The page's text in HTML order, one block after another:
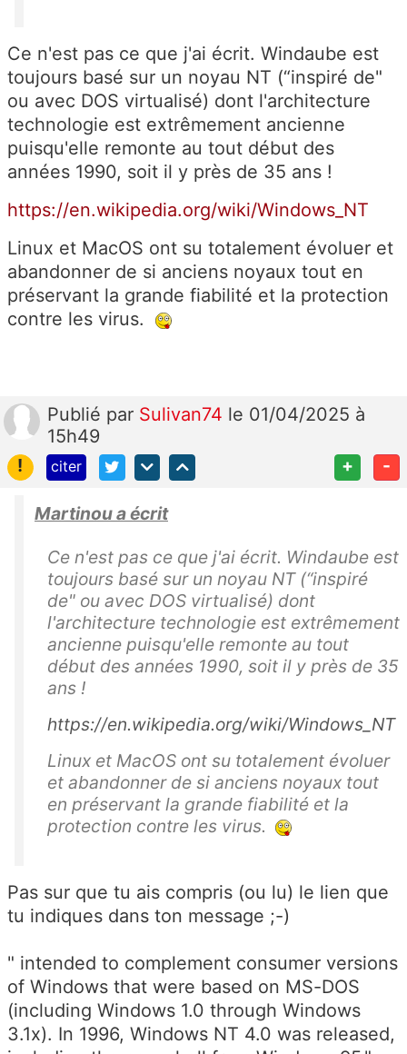
Ce n'est pas ce que j'ai écrit. Windaube est
toujours basé sur un noyau NT (“inspiré de"
ou avec DOS virtualisé) dont l'architecture
technologie est extrêmement ancienne
puisqu'elle remonte au tout début des
années 1990, soit il y près de 35 ans !
https://en.wikipedia.org/wiki/Windows_NT
Linux et MacOS ont su totalement évoluer et
abandonner de si anciens noyaux tout en
préservant la grande fiabilité et la protection
contre les virus.
Publié par Sulivan74 le 01/04/2025 à
15h49
!
citer + -
Martinou a écrit
Ce n'est pas ce que j'ai écrit. Windaube est
toujours basé sur un noyau NT (“inspiré
de" ou avec DOS virtualisé) dont
l'architecture technologie est extrêmement
ancienne puisqu'elle remonte au tout
début des années 1990, soit il y près de 35
ans !
https://en.wikipedia.org/wiki/Windows_NT
Linux et MacOS ont su totalement évoluer
et abandonner de si anciens noyaux tout
en préservant la grande fiabilité et la
protection contre les virus.
Pas sur que tu ais compris (ou lu) le lien que
tu indiques dans ton message ;-)
" intended to complement consumer versions
of Windows that were based on MS-DOS
(including Windows 1.0 through Windows
3.1x). In 1996, Windows NT 4.0 was released,